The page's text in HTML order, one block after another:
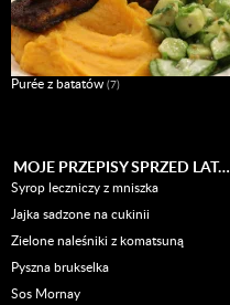
Purée z batatów (7)
MOJE PRZEPISY SPRZED LAT…
Syrop leczniczy z mniszka
Jajka sadzone na cukinii
Zielone naleśniki z komatsuną
Pyszna brukselka
Sos Mornay